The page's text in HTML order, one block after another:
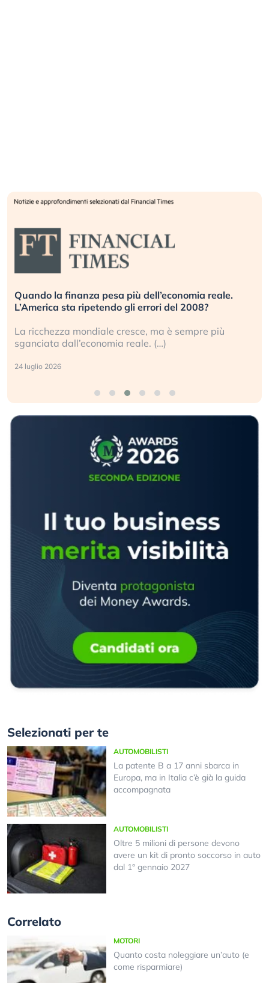
Quando la finanza pesa più dell’economia reale.
L’America sta ripetendo gli errori del 2008?
La ricchezza mondiale cresce, ma è sempre più
sganciata dall’economia reale. (…)
24 luglio 2026
Selezionati per te
AUTOMOBILISTI
La patente B a 17 anni sbarca in
Europa, ma in Italia c’è già la guida
accompagnata
AUTOMOBILISTI
Oltre 5 milioni di persone devono
avere un kit di pronto soccorso in auto
dal 1° gennaio 2027
Correlato
MOTORI
Quanto costa noleggiare un’auto (e
come risparmiare)